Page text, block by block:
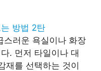
방법 2탄
스러운 욕실이나 화장
. 먼저 타일이나 대
재를 선택하는 것이